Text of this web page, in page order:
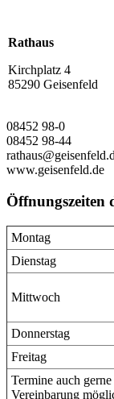
Rathaus
Kirchplatz 4
85290 Geisenfeld
08452 98-0
08452 98-44
www.geisenfeld.de
Öffnungszeiten
Montag
Dienstag
Mittwoch
Donnerstag
Freitag
Termine auch
Vereinbarung